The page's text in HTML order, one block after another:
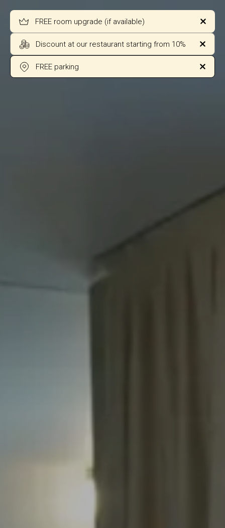
FREE room upgrade (if available)
Discount at our restaurant starting from 10%
FREE parking